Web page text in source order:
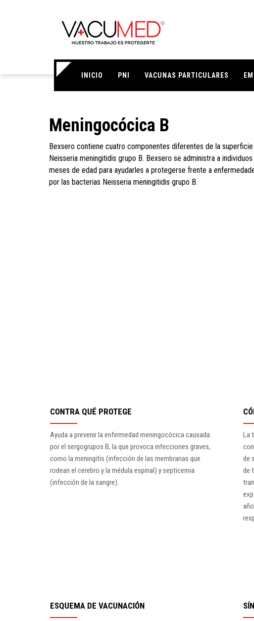
INICIO PNI VACUNAS PARTICULARES
Meningocócica B
Bexsero contiene cuatro componentes diferentes de la
Neisseria meningitidis grupo B. Bexsero se administra a
meses de edad para ayudarles a protegerse frente a
por las bacterias Neisseria meningitidis grupo B.
CONTRA QUÉ PROTEGE
Ayuda a prevenir la enfermedad meningocócica causada
por el sergogrupos B, la que provoca infecciones graves,
como la meningitis (infección de las membranas que
rodean el cerebro y la médula espinal) y septicemia
(infección de la sangre).
La
de
de
ESQUEMA DE VACUNACIÓN